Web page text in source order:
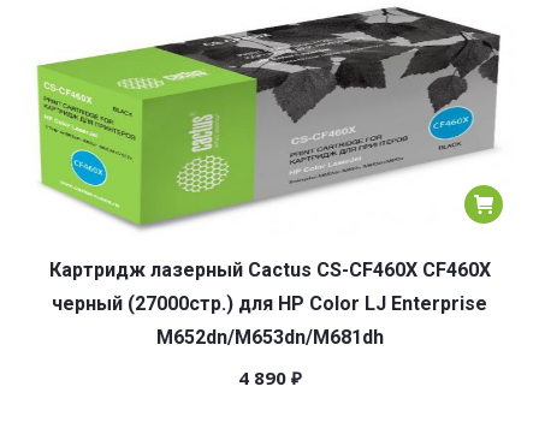
Картридж лазерный Cactus CS-CF460X CF460X
черный (27000стр.) для HP Color LJ Enterprise
M652dn/M653dn/M681dh
4 890 ₽